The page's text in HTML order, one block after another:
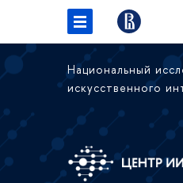
Национальный
искусственного